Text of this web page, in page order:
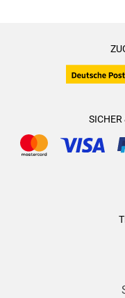
SICHER